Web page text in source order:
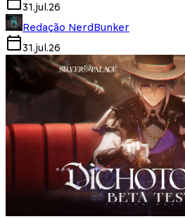
31.jul.26
Redação NerdBunker
31.jul.26